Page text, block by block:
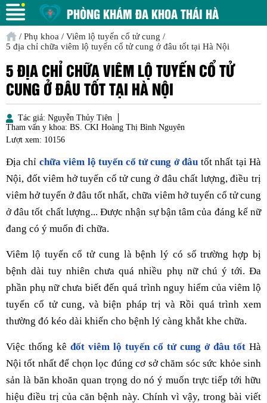
PHÒNG KHÁM ĐA KHOA THÁI HÀ
/ Phụ khoa / Viêm lộ tuyến cổ tử cung /
5 địa chỉ chữa viêm lộ tuyến cổ tử cung ở đâu tốt tại Hà Nội
5 ĐỊA CHỈ CHỮA VIÊM LỘ TUYẾN CỔ TỬ
CUNG Ở ĐÂU TỐT TẠI HÀ NỘI
Tác giả: Nguyễn Thủy Tiên
Tham vấn y khoa: BS. CKI Hoàng Thị Bình Nguyên
Lượt xem: 10156
Địa chỉ chữa viêm lộ tuyến cổ tử cung ở đâu tốt nhất tại Hà
Nội, đốt viêm hở tuyến cổ tử cung ở đâu chất lượng, điều trị
viêm hở tuyến ở đâu tốt nhất, chữa viêm hở tuyến cổ tử cung
ở đâu tốt chất lượng... Được nhận sự bận tâm của đáng kể nữ
đang có ý muốn đi chữa.
Viêm lộ tuyến cổ tử cung là bệnh lý có số trường hợp bị
bệnh dài tuy nhiên chưa quá nhiều phụ nữ chú ý tới. Đa
phần phụ nữ chưa biết đến quá trình nguy hiểm của viêm lộ
tuyến cổ tử cung, và biện pháp trị và Rồi quá trình xem
thường đó kéo dài khiến cho bệnh lý càng khắt khe chữa.
Việc thống kê đốt viêm lộ tuyến cổ tử cung ở đâu tốt Hà
Nội tốt nhất để chọn lọc đúng cơ sở chăm sóc sức khỏe sinh
sản là băn khoăn quan trọng do nó ý muốn trực tiếp tới hữu
hiệu điều trị của căn bệnh này. Chính vì vậy, trong bài viết